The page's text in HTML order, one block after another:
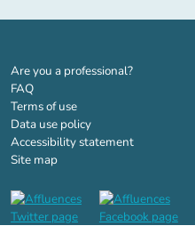
Are you a professional?(new tab)
FAQ
Terms of use
Data use policy
Accessibility statement
Site map
(new tab)